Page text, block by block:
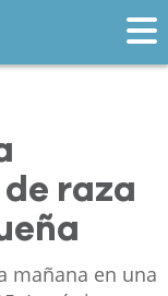
raza
mañana en una